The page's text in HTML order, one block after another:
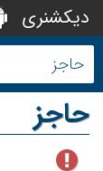
دیکشنری
حاجز